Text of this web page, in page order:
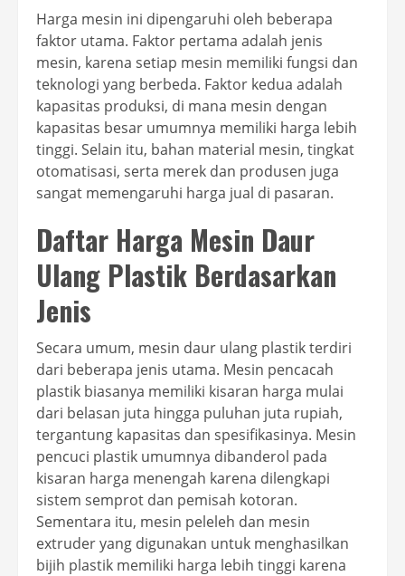
Harga mesin ini dipengaruhi oleh beberapa
faktor utama. Faktor pertama adalah jenis
mesin, karena setiap mesin memiliki fungsi dan
teknologi yang berbeda. Faktor kedua adalah
kapasitas produksi, di mana mesin dengan
kapasitas besar umumnya memiliki harga lebih
tinggi. Selain itu, bahan material mesin, tingkat
otomatisasi, serta merek dan produsen juga
sangat memengaruhi harga jual di pasaran.
Daftar Harga Mesin Daur
Ulang Plastik Berdasarkan
Jenis
Secara umum, mesin daur ulang plastik terdiri
dari beberapa jenis utama. Mesin pencacah
plastik biasanya memiliki kisaran harga mulai
dari belasan juta hingga puluhan juta rupiah,
tergantung kapasitas dan spesifikasinya. Mesin
pencuci plastik umumnya dibanderol pada
kisaran harga menengah karena dilengkapi
sistem semprot dan pemisah kotoran.
Sementara itu, mesin peleleh dan mesin
extruder yang digunakan untuk menghasilkan
bijih plastik memiliki harga lebih tinggi karena